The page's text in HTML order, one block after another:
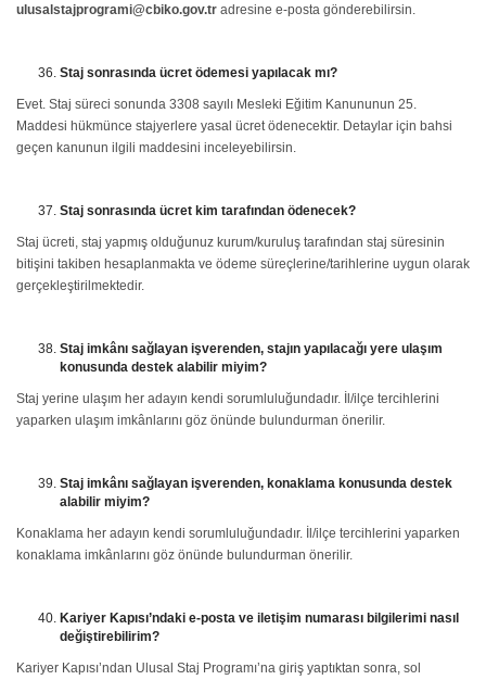
ulusalstajprogrami@cbiko.gov.tr adresine e-posta gönderebilirsin.
Staj sonrasında ücret ödemesi yapılacak mı?
Evet. Staj süreci sonunda 3308 sayılı Mesleki Eğitim Kanununun 25.
Maddesi hükmünce stajyerlere yasal ücret ödenecektir. Detaylar için bahsi
geçen kanunun ilgili maddesini inceleyebilirsin.
Staj sonrasında ücret kim tarafından ödenecek?
Staj ücreti, staj yapmış olduğunuz kurum/kuruluş tarafından staj süresinin
bitişini takiben hesaplanmakta ve ödeme süreçlerine/tarihlerine uygun olarak
gerçekleştirilmektedir.
Staj imkânı sağlayan işverenden, stajın yapılacağı yere ulaşım
konusunda destek alabilir miyim?
Staj yerine ulaşım her adayın kendi sorumluluğundadır. İl/ilçe tercihlerini
yaparken ulaşım imkânlarını göz önünde bulundurman önerilir.
Staj imkânı sağlayan işverenden, konaklama konusunda destek
alabilir miyim?
Konaklama her adayın kendi sorumluluğundadır. İl/ilçe tercihlerini yaparken
konaklama imkânlarını göz önünde bulundurman önerilir.
Kariyer Kapısı’ndaki e-posta ve iletişim numarası bilgilerimi nasıl
değiştirebilirim?
Kariyer Kapısı’ndan Ulusal Staj Programı’na giriş yaptıktan sonra, sol